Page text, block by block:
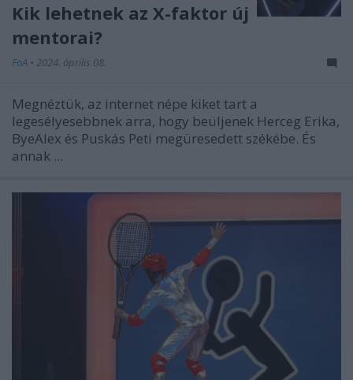
Kik lehetnek az X-faktor új
mentorai?
FoA • 2024. április 08.
Megnéztük, az internet népe kiket tart a
legesélyesebbnek arra, hogy beüljenek Herceg Erika,
ByeAlex és Puskás Peti megüresedett székébe. És
annak ...